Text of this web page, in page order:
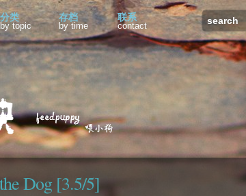
分类
by topic
存档
by time
联系
contact
Dog [3.5/5]